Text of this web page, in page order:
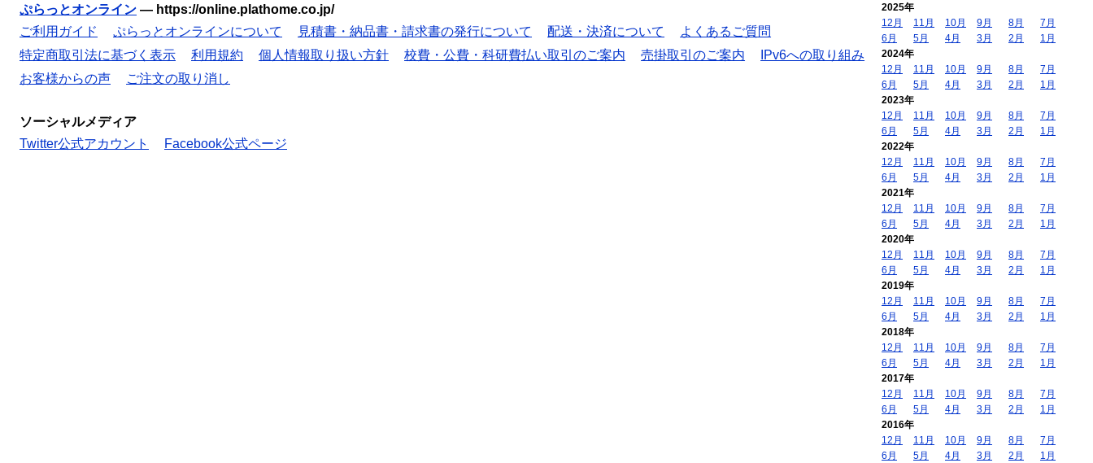
ぷらっとオンライン — https://online.plathome.co.jp/
ご利用ガイド
ぷらっとオンラインについて 見積書・納品書・請求書の発行について 配送・決済について
よくあるご質問
特定商取引法に基づく表示
利用規約 個人情報取り扱い方針 校費・公費・科研費払い取引のご案内 売掛取引のご案内
IPv6への取り組み
お客様からの声
ご注文の取り消し
ソーシャルメディア
Twitter公式アカウント
Facebook公式ページ
2025年
12月
11月 10月 9月 8月
7月
6月
5月 4月 3月 2月
1月
2024年
12月
11月 10月 9月 8月
7月
6月
5月 4月 3月 2月
1月
2023年
12月
11月 10月 9月 8月
7月
6月
5月 4月 3月 2月
1月
2022年
12月
11月 10月 9月 8月
7月
6月
5月 4月 3月 2月
1月
2021年
12月
11月 10月 9月 8月
7月
6月
5月 4月 3月 2月
1月
2020年
12月
11月 10月 9月 8月
7月
6月
5月 4月 3月 2月
1月
2019年
12月
11月 10月 9月 8月
7月
6月
5月 4月 3月 2月
1月
2018年
12月
11月 10月 9月 8月
7月
6月
5月 4月 3月 2月
1月
2017年
12月
11月 10月 9月 8月
7月
6月
5月 4月 3月 2月
1月
2016年
12月
11月 10月 9月 8月
7月
6月
5月 4月 3月 2月 1月